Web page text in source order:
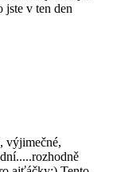
jste v ten den
výjimečné,